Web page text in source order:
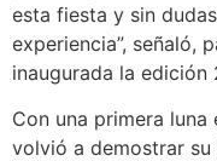
esta fiesta y sin
experiencia”, señaló,
inaugurada la edición
Con una primera
volvió a demostrar